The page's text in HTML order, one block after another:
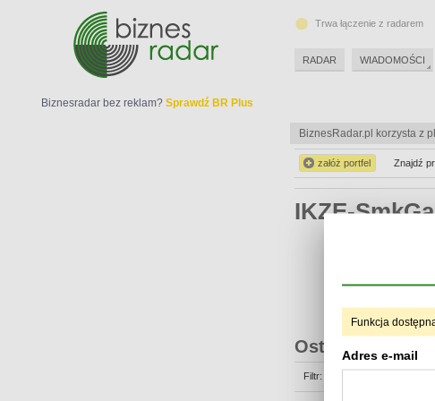
BiznesRadar.pl korzysta z
załóż portfel Znajdź
IKZE-
Ostatnie operacje
Filtr:
Biznesradar bez reklam? Sprawdź BR Plus
Trwa łączenie z radarem
RADAR WIADOMOŚCI
Funkcja
Adres e-mail